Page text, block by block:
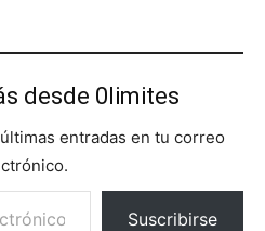
desde 0limites
entradas en tu correo
Suscribirse